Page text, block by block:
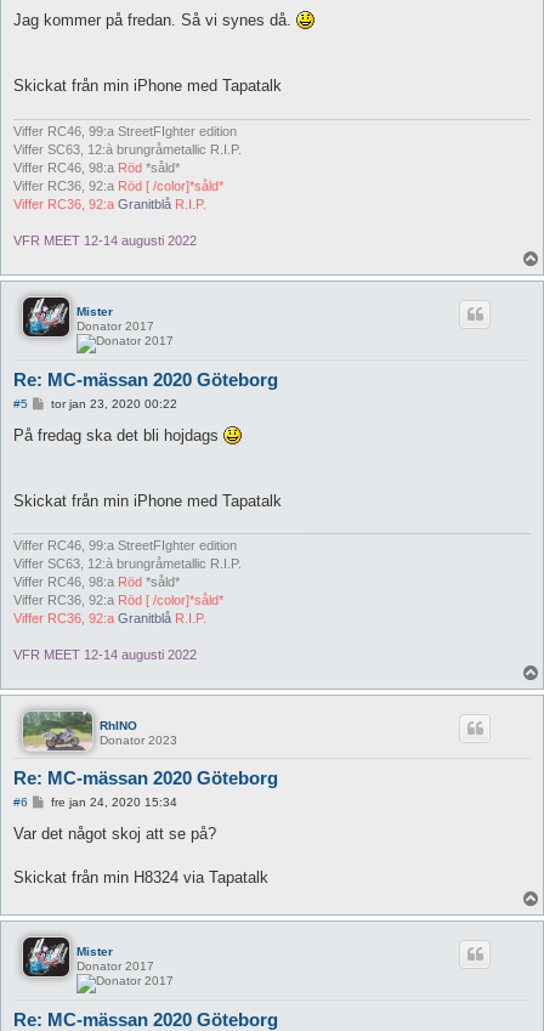
l
Jag kommer på fredan. Så vi synes då.
Skickat från min iPhone med Tapatalk
Viffer RC46, 99:a StreetFIghter edition
Viffer SC63, 12:à brungråmetallic R.I.P.
Viffer RC46, 98:a Röd *såld*
Viffer RC36, 92:a Röd [ /color]*såld*
Viffer RC36, 92:a Granitblå R.I.P.
VFR MEET 12-14 augusti 2022
Mister
Donator 2017
Re: MC-mässan 2020 Göteborg
#5
l
tor jan 23, 2020 00:22
På fredag ska det bli hojdags
Skickat från min iPhone med Tapatalk
Viffer RC46, 99:a StreetFIghter edition
Viffer SC63, 12:à brungråmetallic R.I.P.
Viffer RC46, 98:a Röd *såld*
Viffer RC36, 92:a Röd [ /color]*såld*
Viffer RC36, 92:a Granitblå R.I.P.
VFR MEET 12-14 augusti 2022
RhINO
Donator 2023
Re: MC-mässan 2020 Göteborg
#6
l
g
fre jan 24, 2020 15:34
Var det något skoj att se på?
Skickat från min H8324 via Tapatalk
Mister
Donator 2017
Re: MC-mässan 2020 Göteborg